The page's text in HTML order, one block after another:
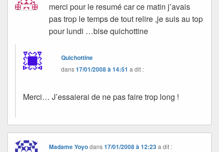
merci pour le resumé car ce matin j’avais
pas trop le temps de tout relire ,je suis au top
pour lundi …bise quichottine
Quichottine
dans17/01/2008 à 14:51 a dit :
Merci… J’essaierai de ne pas faire trop long !
Madame Yoyodans17/01/2008 à 12:23 a dit :